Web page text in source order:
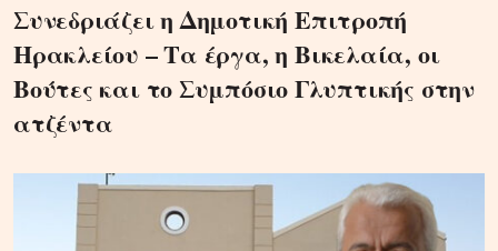
Συνεδριάζει η Δημοτική Επιτροπή
Ηρακλείου – Τα έργα, η Βικελαία, οι
Βούτες και το Συμπόσιο Γλυπτικής στην
ατζέντα